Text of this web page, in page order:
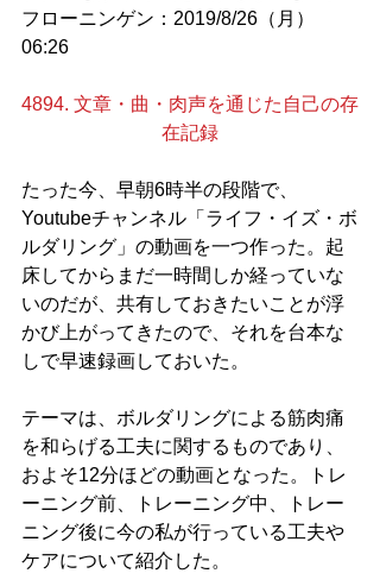
フローニンゲン：2019/8/26（月）
06:26
4894. 文章・曲・肉声を通じた自己の存
在記録
たった今、早朝6時半の段階で、
Youtubeチャンネル「ライフ・イズ・ボ
ルダリング」の動画を一つ作った。起
床してからまだ一時間しか経っていな
いのだが、共有しておきたいことが浮
かび上がってきたので、それを台本な
しで早速録画しておいた。
テーマは、ボルダリングによる筋肉痛
を和らげる工夫に関するものであり、
およそ12分ほどの動画となった。トレ
ーニング前、トレーニング中、トレー
ニング後に今の私が行っている工夫や
ケアについて紹介した。